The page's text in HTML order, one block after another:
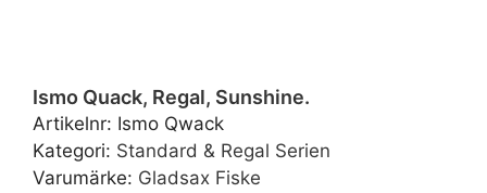
Ismo Quack, Regal, Sunshine.
Artikelnr: Ismo Qwack
Kategori: Standard & Regal Serien
Varumärke: Gladsax Fiske